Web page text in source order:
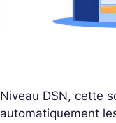
Niveau DSN, cette
automatiquement